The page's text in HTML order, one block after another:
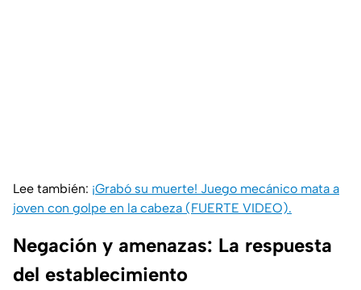
Lee también: ¡Grabó su muerte! Juego mecánico mata a
joven con golpe en la cabeza (FUERTE VIDEO).
Negación y amenazas: La respuesta
del establecimiento